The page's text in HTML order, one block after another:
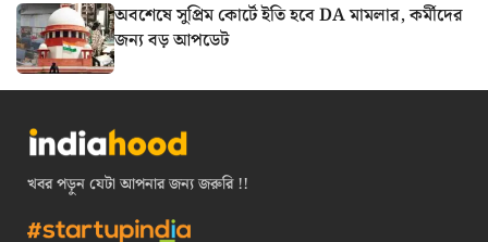
অবশেষে সুপ্রিম কোর্টে ইতি হবে DA মামলার, কর্মীদের
জন্য বড় আপডেট
খবর পড়ুন যেটা আপনার জন্য জরুরি !!